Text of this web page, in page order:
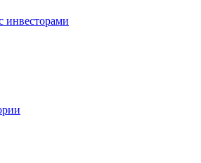
инвесторами